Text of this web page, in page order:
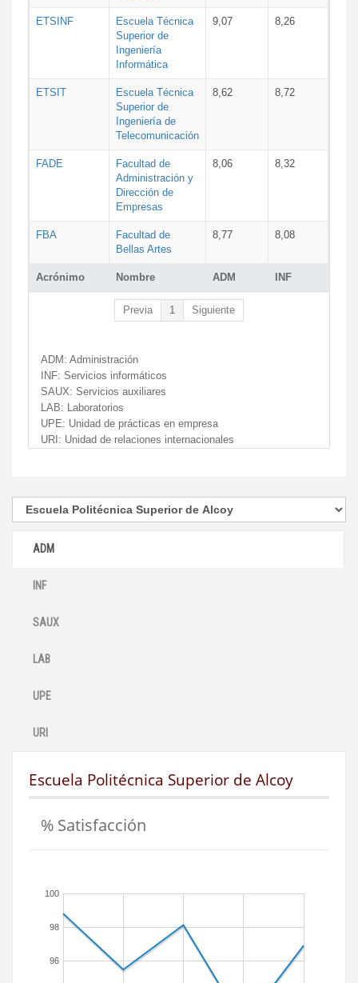
Acrónimo Nombre ADM INF
ETSINF
Escuela Técnica
Superior de
Ingeniería
Informática
9,07 8,26
ETSIT
Escuela Técnica
Superior de
Ingeniería de
Telecomunicación
8,62 8,72
FADE
Facultad de
Administración y
Dirección de
Empresas
8,06 8,32
FBA
Facultad de
Bellas Artes
8,77 8,08
Previa 1 Siguiente
ADM: Administración
INF: Servicios informáticos
SAUX: Servicios auxiliares
LAB: Laboratorios
UPE: Unidad de prácticas en empresa
URI: Unidad de relaciones internacionales
ADM
INF
SAUX
LAB
UPE
URI
Escuela Politécnica Superior de Alcoy
% Satisfacción
96
98
100